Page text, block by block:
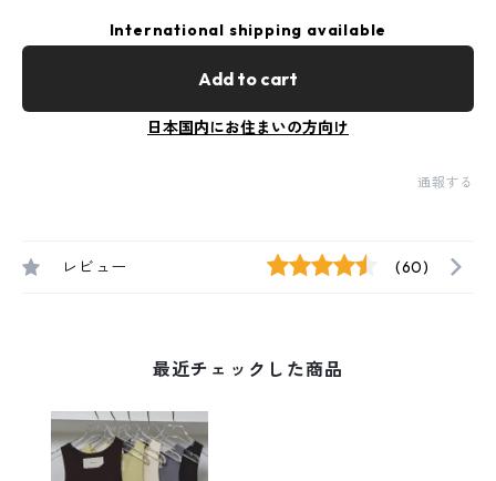
International shipping available
Add to cart
日本国内にお住まいの方向け
通報する
レビュー (60)
最近チェックした商品